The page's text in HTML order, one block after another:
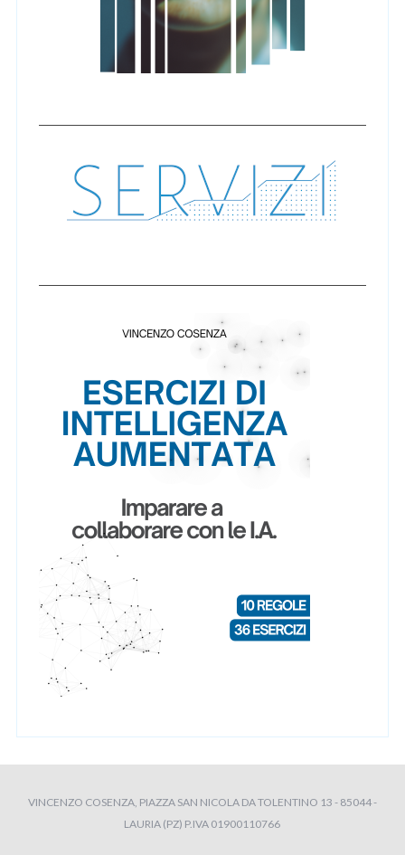
VINCENZO COSENZA, PIAZZA SAN NICOLA DA TOLENTINO 13 - 85044 -
LAURIA (PZ) P.IVA 01900110766